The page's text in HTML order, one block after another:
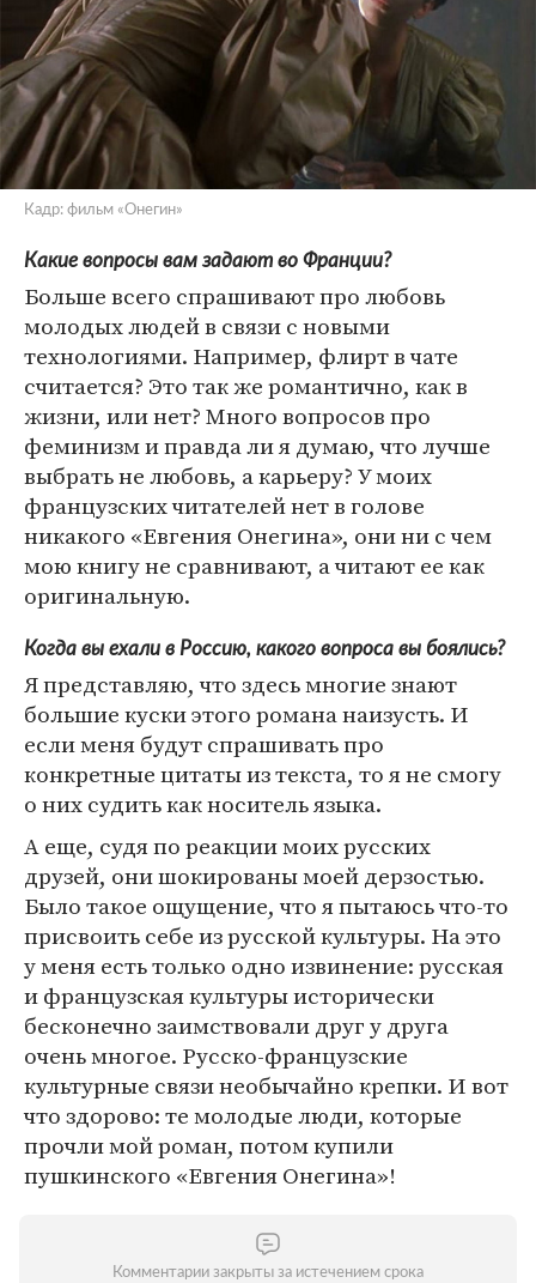
Кадр: фильм «Онегин»
Какие вопросы вам задают во Франции?
Больше всего спрашивают про любовь
молодых людей в связи с новыми
технологиями. Например, флирт в чате
считается? Это так же романтично, как в
жизни, или нет? Много вопросов про
феминизм и правда ли я думаю, что лучше
выбрать не любовь, а карьеру? У моих
французских читателей нет в голове
никакого «Евгения Онегина», они ни с чем
мою книгу не сравнивают, а читают ее как
оригинальную.
Когда вы ехали в Россию, какого вопроса вы боялись?
Я представляю, что здесь многие знают
большие куски этого романа наизусть. И
если меня будут спрашивать про
конкретные цитаты из текста, то я не смогу
о них судить как носитель языка.
А еще, судя по реакции моих русских
друзей, они шокированы моей дерзостью.
Было такое ощущение, что я пытаюсь что-то
присвоить себе из русской культуры. На это
у меня есть только одно извинение: русская
и французская культуры исторически
бесконечно заимствовали друг у друга
очень многое. Русско-французские
культурные связи необычайно крепки. И вот
что здорово: те молодые люди, которые
прочли мой роман, потом купили
пушкинского «Евгения Онегина»!
Комментарии закрыты за истечением срока